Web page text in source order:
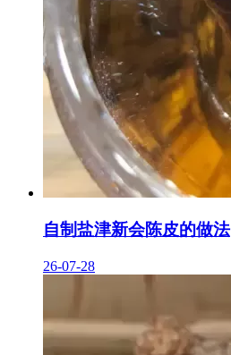
自制盐津新会陈皮的做法
26-07-28